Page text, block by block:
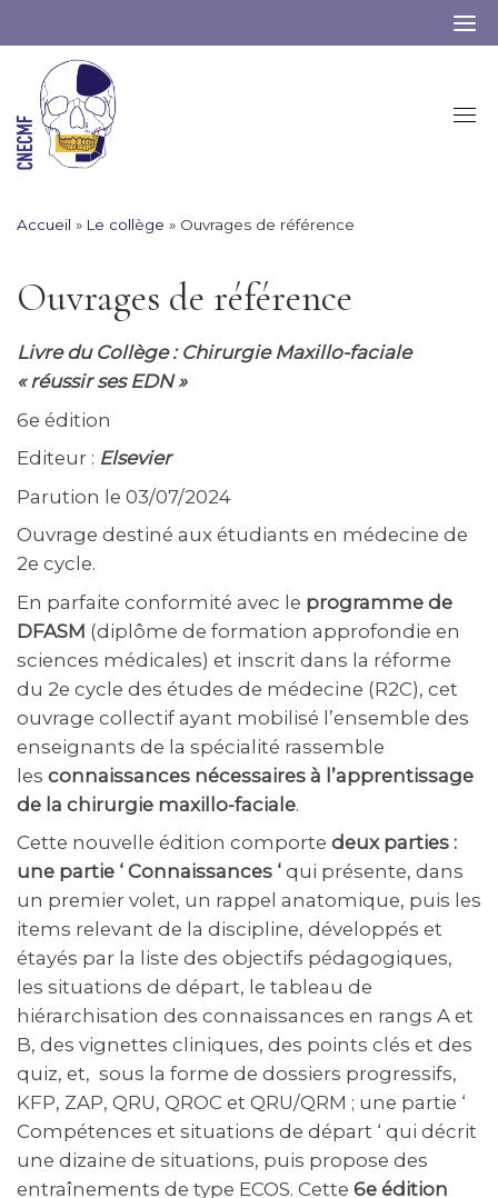
content
Accueil » Le collège » Ouvrages de référence
Ouvrages de référence
Livre du Collège : Chirurgie Maxillo-faciale
« réussir ses EDN »
6e édition
Editeur : Elsevier
Parution le 03/07/2024
Ouvrage destiné aux étudiants en médecine de
2e cycle.
En parfaite conformité avec le programme de
DFASM (diplôme de formation approfondie en
sciences médicales) et inscrit dans la réforme
du 2e cycle des études de médecine (R2C), cet
ouvrage collectif ayant mobilisé l’ensemble des
enseignants de la spécialité rassemble
les connaissances nécessaires à l’apprentissage
de la chirurgie maxillo-faciale.
Cette nouvelle édition comporte deux parties :
une partie ‘ Connaissances ‘ qui présente, dans
un premier volet, un rappel anatomique, puis les
items relevant de la discipline, développés et
étayés par la liste des objectifs pédagogiques,
les situations de départ, le tableau de
hiérarchisation des connaissances en rangs A et
B, des vignettes cliniques, des points clés et des
quiz, et, sous la forme de dossiers progressifs,
KFP, ZAP, QRU, QROC et QRU/QRM ; une partie ‘
Compétences et situations de départ ‘ qui décrit
une dizaine de situations, puis propose des
entraînements de type ECOS. Cette 6e édition